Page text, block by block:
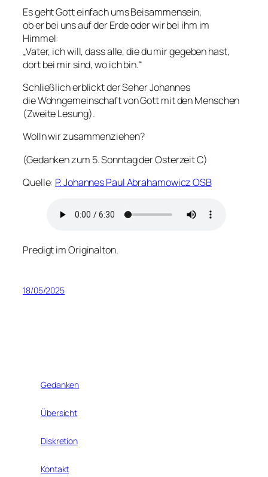
Es geht Gott einfach ums Beisammensein,
ob er bei uns auf der Erde oder wir bei ihm im
Himmel:
„Vater, ich will, dass alle, die du mir gegeben hast,
dort bei mir sind, wo ich bin.“
Schließlich erblickt der Seher Johannes
die Wohngemeinschaft von Gott mit den Menschen
(Zweite Lesung).
Wolln wir zusammenziehen?
(Gedanken zum 5. Sonntag der Osterzeit C)
Quelle: P. Johannes Paul Abrahamowicz OSB
Predigt im Originalton.
18/05/2025
Gedanken
Übersicht
Diskretion
Kontakt